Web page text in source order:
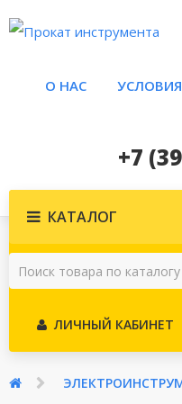
О НАС
+7
КАТАЛОГ
ЛИЧНЫЙ КАБИНЕТ